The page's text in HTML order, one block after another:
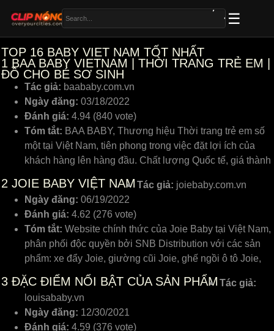
TOP 16 BABY VIET NAM TỐT NHẤT
1 BAA BABY VIETNAM | THỜI TRANG TRẺ EM |
ĐỒ CHO BÉ SƠ SINH
Tác giả: baababy.com.vn
Ngày đăng: 03/18/2022
Đánh giá: 4.94 (840 vote)
Tóm tắt: BAA BABY, Thương hiệu Thời trang trẻ em số
một tại Việt Nam, tiên phong trong việc đặt lợi ích của
khách hàng lên hàng đầu. Chất lượng Quốc tế, giá thành
2 JOIE BABY VIỆT NAM Tác giả: joiebaby.com.vn
Ngày đăng: 06/19/2022
Đánh giá: 4.62 (276 vote)
Tóm tắt: Website chính thức của Joie Baby tại Việt Nam,
phân phối độc quyền bởi SNB Distribution với các sản
phẩm: xe đẩy Joie, giường cũi Joie, ghế ngồi ô tô Joie,
3 ĐẶC ĐIỂM NỔI BẬT CỦA SẢN PHẨM Tác giả:
louisababy.vn
Ngày đăng: 12/30/2021
Đánh giá: 4.59 (376 vote)